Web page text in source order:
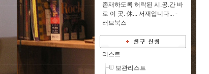
존재하도록 허락된 시.공.간 바
로 이 곳. 休... 서재입니다... -
러브북스
리스트
보관리스트